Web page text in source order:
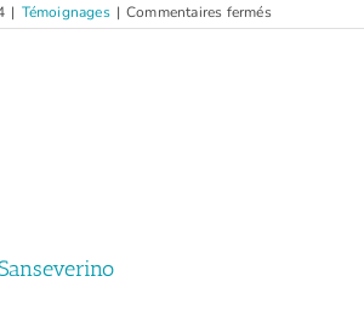
| Témoignages | Commentaires ferméssur
Gillian